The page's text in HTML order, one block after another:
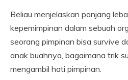
Beliau menjelaskan panjang
kepemimpinan dalam sebuah
seorang pimpinan bisa survive
anak buahnya, bagaimana trik
mengambil hati pimpinan.